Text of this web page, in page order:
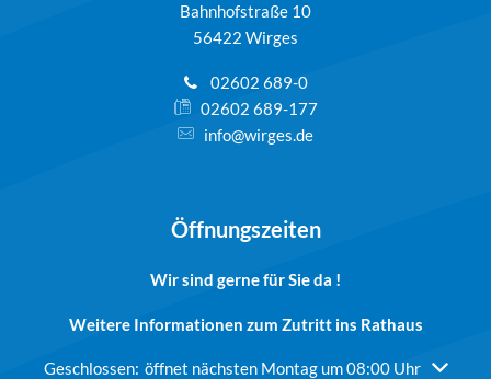
Bahnhofstraße 10
56422 Wirges
02602 689-0
02602 689-177
info@wirges.de
Öffnungszeiten
Wir sind gerne für Sie da !
Weitere Informationen zum Zutritt ins Rathaus
Klicken, um weitere Öffnungs- oder Schließzeiten
Geschlossen: öffnet nächsten Montag um 08:00 Uhr